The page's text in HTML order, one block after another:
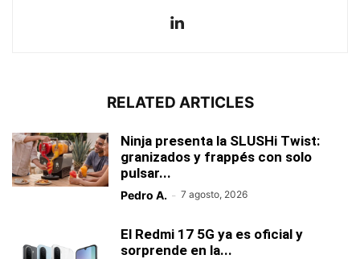
RELATED ARTICLES
Ninja presenta la SLUSHi Twist:
granizados y frappés con solo
pulsar...
Pedro A. - 7 agosto, 2026
El Redmi 17 5G ya es oficial y
sorprende en la...